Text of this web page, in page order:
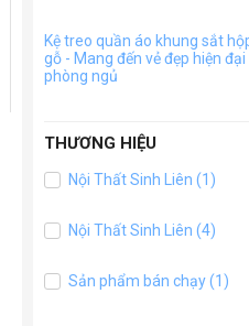
Kệ treo quần áo khung sắt
gỗ - Mang đến vẻ đẹp hiện đại
phòng ngủ
THƯƠNG HIỆU
Nội Thất Sinh Liên (1)
Nội Thất Sinh Liên (4)
Sản phẩm bán chạy (1)